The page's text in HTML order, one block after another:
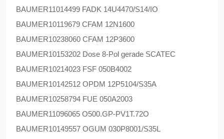
BAUMER11014499 FADK 14U4470/S14/IO
BAUMER10119679 CFAM 12N1600
BAUMER10238060 CFAM 12P3600
BAUMER10153202 Dose 8-Pol gerade SCATEC
BAUMER10214023 FSF 050B4002
BAUMER10142512 OPDM 12P5104/S35A
BAUMER10258794 FUE 050A2003
BAUMER11096065 O500.GP-PV1T.72O
BAUMER10149557 OGUM 030P8001/S35L